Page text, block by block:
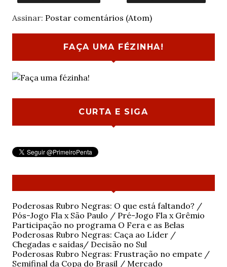
Assinar: Postar comentários (Atom)
FAÇA UMA FÉZINHA!
CURTA E SIGA
Poderosas Rubro Negras: O que está faltando? /
Pós-Jogo Fla x São Paulo / Pré-Jogo Fla x Grêmio
Participação no programa O Fera e as Belas
Poderosas Rubro Negras: Caça ao Líder /
Chegadas e saídas/ Decisão no Sul
Poderosas Rubro Negras: Frustração no empate /
Semifinal da Copa do Brasil / Mercado